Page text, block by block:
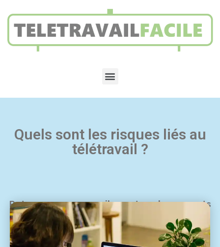
Quels sont les risques liés au
télétravail ?
Retrouvez nos conseils sur tous les aspects
du télétravail :